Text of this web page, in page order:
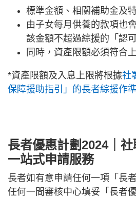
標準金額、相關補助金及
由子女每月供養的款項也
該金額不超過綜援的「認
同時，資產限額必須符合
*資產限額及入息上限將根據社
保障援助指引」的長者綜援作
長者優惠計劃2024｜
一站式申請服務
長者如有意申請任何一項「長
任何一間審核中心填妥「長者